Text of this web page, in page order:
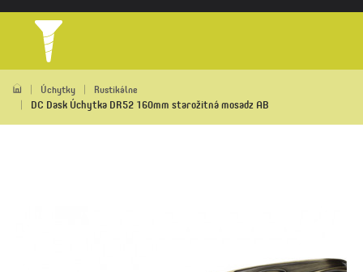
Úchytky Rustikálne
DC Dask Úchytka DR52 160mm starožitná mosadz AB